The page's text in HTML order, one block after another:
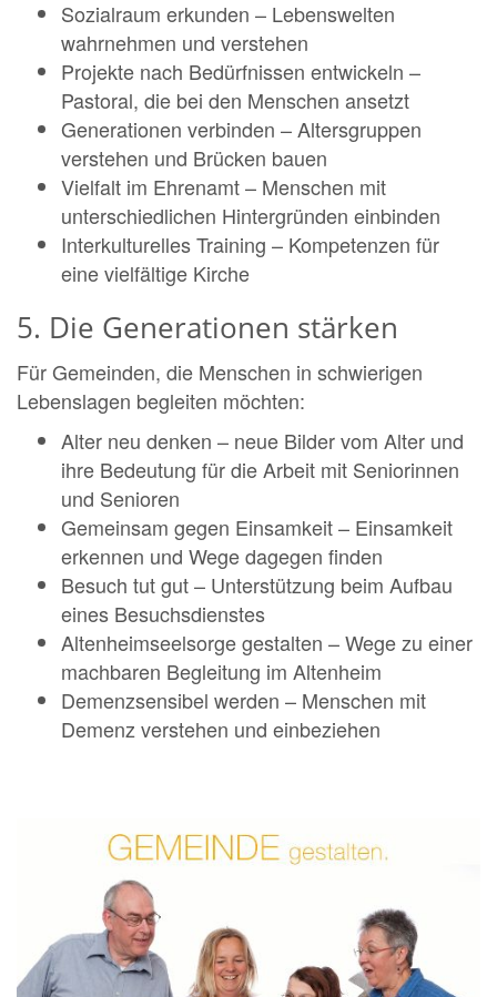
Sozialraum erkunden – Lebenswelten
wahrnehmen und verstehen
Projekte nach Bedürfnissen entwickeln –
Pastoral, die bei den Menschen ansetzt
Generationen verbinden – Altersgruppen
verstehen und Brücken bauen
Vielfalt im Ehrenamt – Menschen mit
unterschiedlichen Hintergründen einbinden
Interkulturelles Training – Kompetenzen für
eine vielfältige Kirche
5. Die Generationen stärken
Für Gemeinden, die Menschen in schwierigen
Lebenslagen begleiten möchten:
Alter neu denken – neue Bilder vom Alter und
ihre Bedeutung für die Arbeit mit Seniorinnen
und Senioren
Gemeinsam gegen Einsamkeit – Einsamkeit
erkennen und Wege dagegen finden
Besuch tut gut – Unterstützung beim Aufbau
eines Besuchsdienstes
Altenheimseelsorge gestalten – Wege zu einer
machbaren Begleitung im Altenheim
Demenzsensibel werden – Menschen mit
Demenz verstehen und einbeziehen